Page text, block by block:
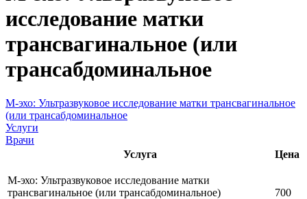
исследование матки
трансвагинальное (или
трансабдоминальное
М-эхо: Ультразвуковое исследование матки трансвагинальное
(или трансабдоминальное
Услуги
Врачи
Услуга
Цена
М-эхо: Ультразвуковое исследование матки
трансвагинальное (или трансабдоминальное)
700